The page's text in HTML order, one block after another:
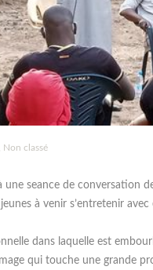
Non classé
une seance de conversation
à venir s’entretenir
dans laquelle est
qui touche une grande